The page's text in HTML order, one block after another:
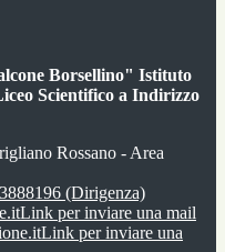
Borsellino" Istituto
Scientifico a Indirizzo
Rossano - Area
(Dirigenza)
Link per inviare una mail
Link per inviare una